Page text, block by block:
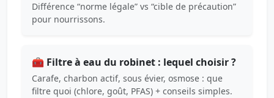
Différence “norme légale” vs “cible de précaution”
pour nourrissons.
🧰 Filtre à eau du robinet : lequel choisir ?
Carafe, charbon actif, sous évier, osmose : que
filtre quoi (chlore, goût, PFAS) + conseils simples.